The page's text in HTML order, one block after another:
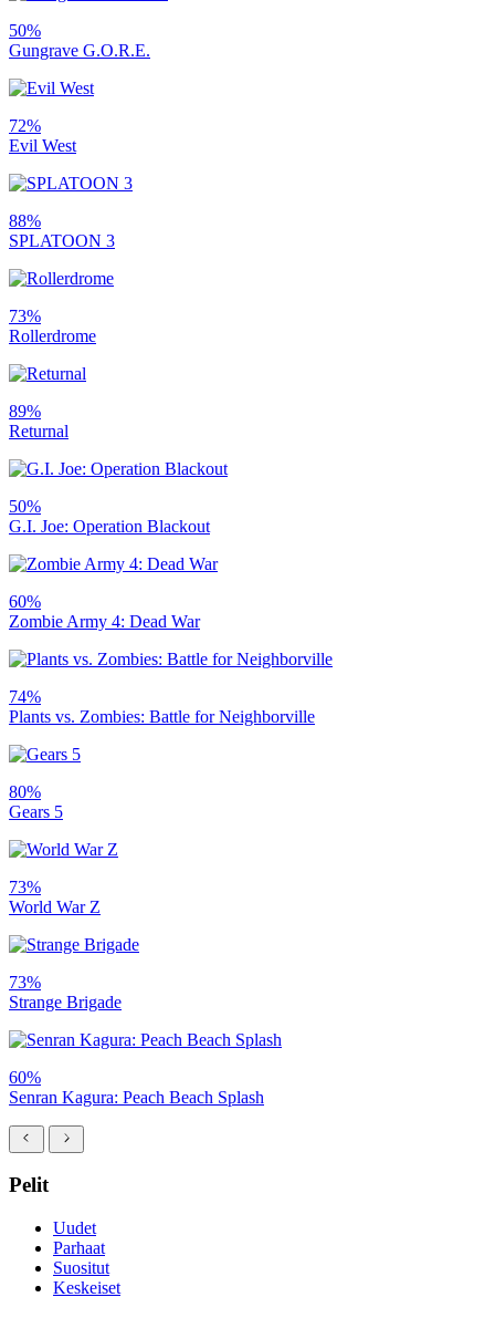
50%
Gungrave G.O.R.E.
72%
Evil West
88%
SPLATOON 3
73%
Rollerdrome
89%
Returnal
50%
G.I. Joe: Operation Blackout
60%
Zombie Army 4: Dead War
74%
Plants vs. Zombies: Battle for Neighborville
80%
Gears 5
73%
World War Z
73%
Strange Brigade
60%
Senran Kagura: Peach Beach Splash
Pelit
Uudet
Parhaat
Suositut
Keskeiset